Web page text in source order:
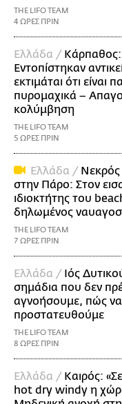
THE LIFO TEAM
4 ΩΡΕΣ ΠΡΙΝ
Ελλάδα / Κάρπαθος:
Εντοπίστηκαν
εκτιμάται ότι είναι
πυρομαχικά –
κολύμβηση
THE LIFO TEAM
5 ΩΡΕΣ ΠΡΙΝ
Ελλάδα /
στην Πάρο: Στον
ιδιοκτήτης του
δηλωμένος
THE LIFO TEAM
7 ΩΡΕΣ ΠΡΙΝ
Ελλάδα / Ιός
σημάδια που δεν
αγνοήσουμε, πώς να
προστατευθούμε
THE LIFO TEAM
8 ΩΡΕΣ ΠΡΙΝ
Ελλάδα / Καιρός:
hot dry windy η